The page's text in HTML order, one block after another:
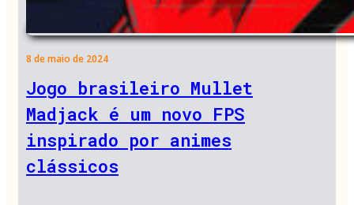
8 de maio de 2024
Jogo brasileiro Mullet
Madjack é um novo FPS
inspirado por animes
clássicos